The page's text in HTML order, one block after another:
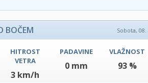
BOČEM Sobota,
HITROST
VETRA
3 km/h
PADAVINE
0 mm
VLAŽNOST
93 %